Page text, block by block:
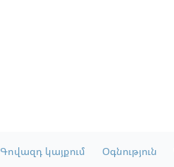
Գովազդ կայքում Օգնություն